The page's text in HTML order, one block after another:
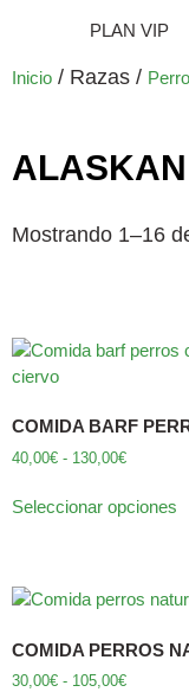
PLAN VIP
Inicio / Razas /
Mostrando 1–16
COMIDA BARF
40,00€ - 130,00€
Seleccionar opciones
COMIDA PERROS
30,00€ - 105,00€